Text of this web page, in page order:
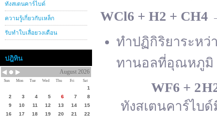
ทังสเตนคาร์ไบด์
ความรู้เกี่ยวกับเหล็ก
รับทำใบเลื่อยวงเดือน
ปฎิทิน
August 2026
Sun Mon Tue Wed Thu Fri Sat
1
2
3 4 5 6 7
8
9
10 11 12 13 14
15
16
17 18 19 20 21
22
WCl6 + H2 + CH4
ทำปฏิกิริยาระหว่
ทานอลที่อุณหภูมิ
WF6 + 2 H
ทังสเตนคาร์ไบด์มี